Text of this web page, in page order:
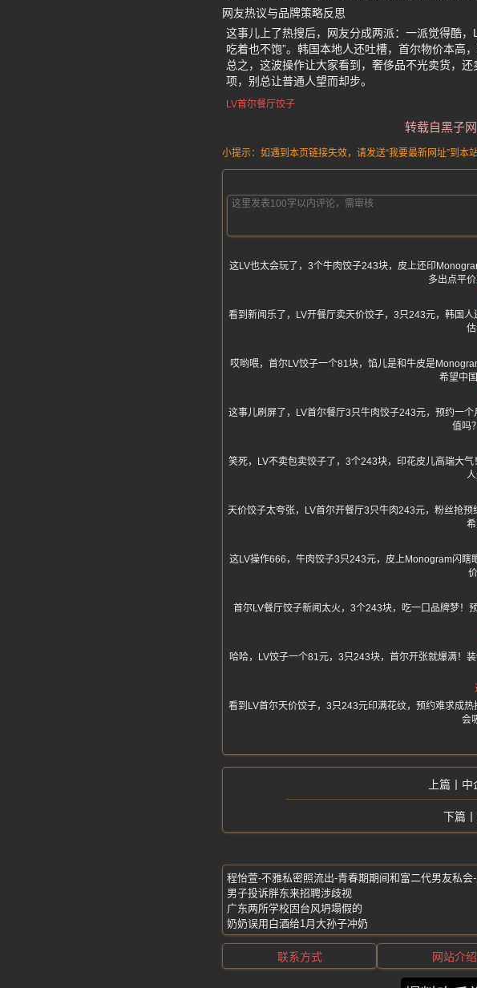
网友热议与品牌策略反思
这事儿上了热搜后，网友分成两派：一派觉得酷
吃着也不饱”。韩国本地人还吐槽，首尔物价本高
总之，这波操作让大家看到，奢侈品不光卖货，
项，别总让普通人望而却步。
LV首尔餐厅饺子
转载自黑子
小提示：如遇到本页链接失效，请发送“我要最新网址”到
这LV也太会玩了，3个牛肉饺子243块，皮上还印
多出点平
看到新闻乐了，LV开餐厅卖天价饺子，3只243元，韩国
哎哟喂，首尔LV饺子一个81块，馅儿是和牛皮是
希望中
这事儿刷屏了，LV首尔餐厅3只牛肉饺子243元，预约一
值吗
笑死，LV不卖包卖饺子了，3个243块，印花皮儿高端大
天价饺子太夸张，LV首尔开餐厅3只牛肉243元，粉丝抢
这LV操作666，牛肉饺子3只243元，皮上Monogram闪
首尔LV餐厅饺子新闻太火，3个243块，吃一口品牌梦！
哈哈，LV饺子一个81元，3只243块，首尔开张就爆满！
看到LV首尔天价饺子，3只243元印满花纹，预约难求成
会
中
男子投诉胖东来招聘涉歧视
广东两所学校因台风坍塌假的
奶奶误用白酒给1月大孙子冲奶
联系方式 网站介绍